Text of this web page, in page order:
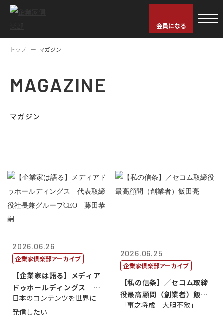
会員になる
トップ マガジン
MAGAZINE
マガジン
2026.06.26
企業家倶楽部アーカイブ
【企業家は語る】メディア
ドゥホールディングス 代
表取締役社長...
日本のコンテンツを世界に
発信したい
2026.06.25
企業家倶楽部アーカイブ
【私の信条】／セコム取締
役最高顧問（創業者）飯田
亮
「事之将成 大胆不敵」